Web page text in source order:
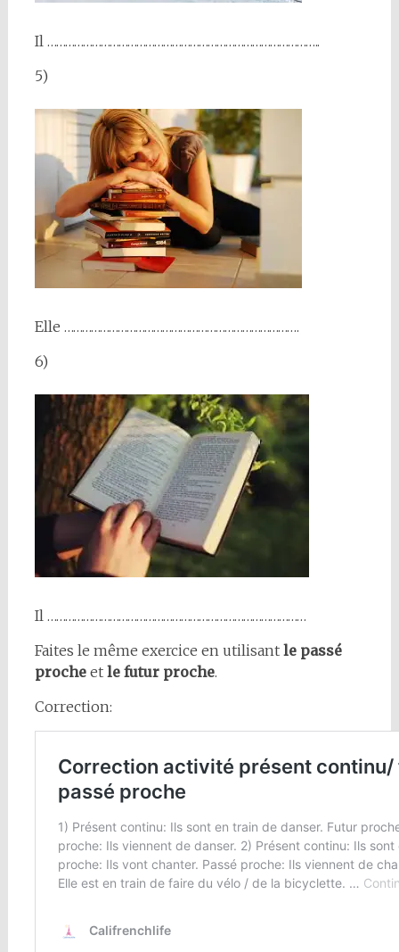
Il ………………………………………………………………………………..
5)
Elle …………………………………………………………………….
6)
Il ……………………………………………………………………………
Faites le même exercice en utilisantle passé
procheet le futur proche.
Correction: